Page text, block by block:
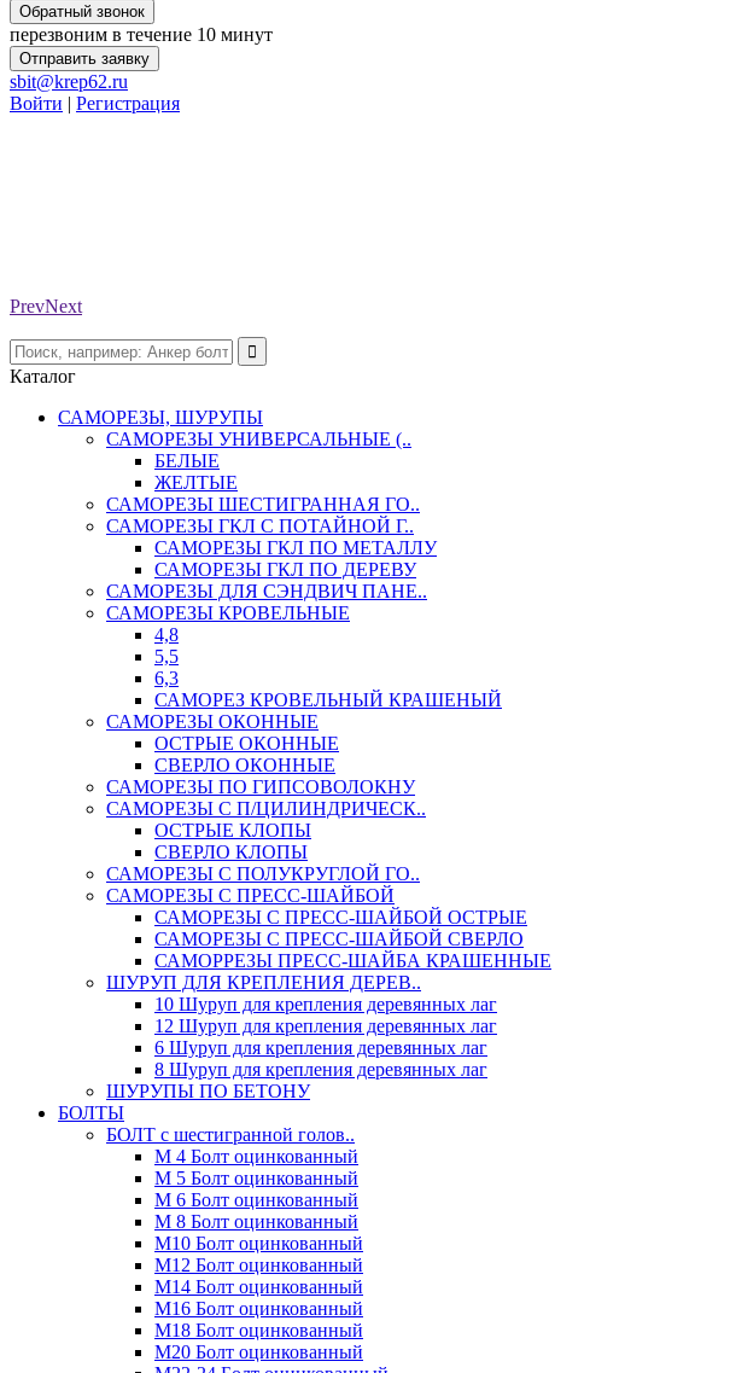
Обратный звонок
перезвоним в течение 10 минут
Отправить заявку
sbit@krep62.ru
Войти | Регистрация
PrevNext
Каталог
САМОРЕЗЫ, ШУРУПЫ
САМОРЕЗЫ УНИВЕРСАЛЬНЫЕ (..
БЕЛЫЕ
ЖЕЛТЫЕ
САМОРЕЗЫ ШЕСТИГРАННАЯ ГО..
САМОРЕЗЫ ГКЛ С ПОТАЙНОЙ Г..
САМОРЕЗЫ ГКЛ ПО МЕТАЛЛУ
САМОРЕЗЫ ГКЛ ПО ДЕРЕВУ
САМОРЕЗЫ ДЛЯ СЭНДВИЧ ПАНЕ..
САМОРЕЗЫ КРОВЕЛЬНЫЕ
4,8
5,5
6,3
САМОРЕЗ КРОВЕЛЬНЫЙ КРАШЕНЫЙ
САМОРЕЗЫ ОКОННЫЕ
ОСТРЫЕ ОКОННЫЕ
СВЕРЛО ОКОННЫЕ
САМОРЕЗЫ ПО ГИПСОВОЛОКНУ
САМОРЕЗЫ С П/ЦИЛИНДРИЧЕСК..
ОСТРЫЕ КЛОПЫ
СВЕРЛО КЛОПЫ
САМОРЕЗЫ С ПОЛУКРУГЛОЙ ГО..
САМОРЕЗЫ С ПРЕСС-ШАЙБОЙ
САМОРЕЗЫ С ПРЕСС-ШАЙБОЙ ОСТРЫЕ
САМОРЕЗЫ С ПРЕСС-ШАЙБОЙ СВЕРЛО
САМОРРЕЗЫ ПРЕСС-ШАЙБА КРАШЕННЫЕ
ШУРУП ДЛЯ КРЕПЛЕНИЯ ДЕРЕВ..
10 Шуруп для крепления деревянных лаг
12 Шуруп для крепления деревянных лаг
6 Шуруп для крепления деревянных лаг
8 Шуруп для крепления деревянных лаг
ШУРУПЫ ПО БЕТОНУ
БОЛТЫ
БОЛТ с шестигранной голов..
М 4 Болт оцинкованный
М 5 Болт оцинкованный
М 6 Болт оцинкованный
М 8 Болт оцинкованный
М10 Болт оцинкованный
М12 Болт оцинкованный
М14 Болт оцинкованный
М16 Болт оцинкованный
М18 Болт оцинкованный
М20 Болт оцинкованный